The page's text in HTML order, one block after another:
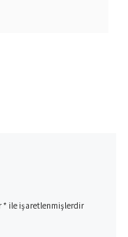
* ile işaretlenmişlerdir